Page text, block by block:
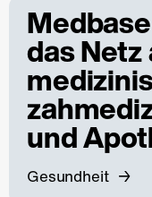
das Netz
und
Gesundheit